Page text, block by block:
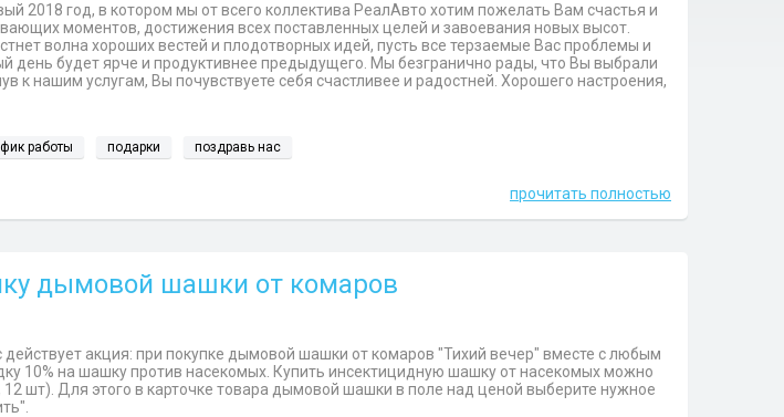
2018 год, в котором мы от всего коллектива РеалАвто хотим пожелать Вам счастья и
моментов, достижения всех поставленных целей и завоевания новых высот.
волна хороших вестей и плодотворных идей, пусть все терзаемые Вас проблемы и
день будет ярче и продуктивнее предыдущего. Мы безгранично рады, что Вы выбрали
к нашим услугам, Вы почувствуете себя счастливее и радостней. Хорошего настроения,
работы подарки
поздравь нас
прочитать полностью
дымовой шашки от комаров
действует акция: при покупке дымовой шашки от комаров "Тихий вечер" вместе с любым
10% на шашку против насекомых. Купить инсектицидную шашку от насекомых можно
12 шт). Для этого в карточке товара дымовой шашки в поле над ценой выберите нужное